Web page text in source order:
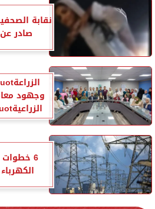
نقابة
صادر
الزراعيةquot; خلال الأسبوع الأول...
6